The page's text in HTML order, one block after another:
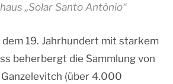
„Solar Santo Antônio“
dem 19. Jahrhundert mit starkem
beherbergt die Sammlung von
(über 4.000